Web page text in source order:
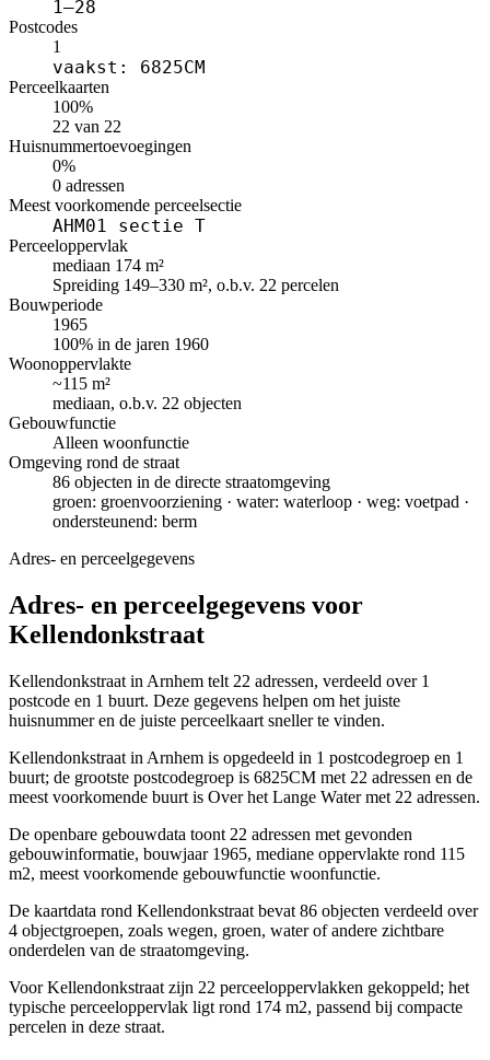
1–28
Postcodes
1
vaakst: 6825CM
Perceelkaarten
100%
22 van 22
Huisnummertoevoegingen
0%
0 adressen
Meest voorkomende perceelsectie
AHM01 sectie T
Perceeloppervlak
mediaan 174 m²
Spreiding 149–330 m², o.b.v. 22 percelen
Bouwperiode
1965
100% in de jaren 1960
Woonoppervlakte
~115 m²
mediaan, o.b.v. 22 objecten
Gebouwfunctie
Alleen woonfunctie
Omgeving rond de straat
86 objecten in de directe straatomgeving
groen: groenvoorziening · water: waterloop · weg: voetpad ·
ondersteunend: berm
Adres- en perceelgegevens
Adres- en perceelgegevens voor
Kellendonkstraat
Kellendonkstraat in Arnhem telt 22 adressen, verdeeld over 1
postcode en 1 buurt. Deze gegevens helpen om het juiste
huisnummer en de juiste perceelkaart sneller te vinden.
Kellendonkstraat in Arnhem is opgedeeld in 1 postcodegroep en 1
buurt; de grootste postcodegroep is 6825CM met 22 adressen en de
meest voorkomende buurt is Over het Lange Water met 22 adressen.
De openbare gebouwdata toont 22 adressen met gevonden
gebouwinformatie, bouwjaar 1965, mediane oppervlakte rond 115
m2, meest voorkomende gebouwfunctie woonfunctie.
De kaartdata rond Kellendonkstraat bevat 86 objecten verdeeld over
4 objectgroepen, zoals wegen, groen, water of andere zichtbare
onderdelen van de straatomgeving.
Voor Kellendonkstraat zijn 22 perceeloppervlakken gekoppeld; het
typische perceeloppervlak ligt rond 174 m2, passend bij compacte
percelen in deze straat.